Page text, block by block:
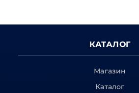
КАТАЛОГ
Магазин
Каталог